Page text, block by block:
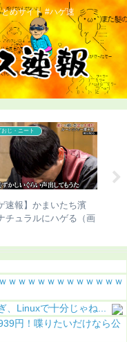
めサイト #ハゲ速
おじ・ニート
速報】かまいたち濱
チュラルにハゲる（画
ｗｗｗｗｗｗｗｗｗｗｗｗ
、Linuxで十分じゃね...
円！喋りたいだけなら公